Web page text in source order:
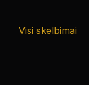
Visi skelbimai